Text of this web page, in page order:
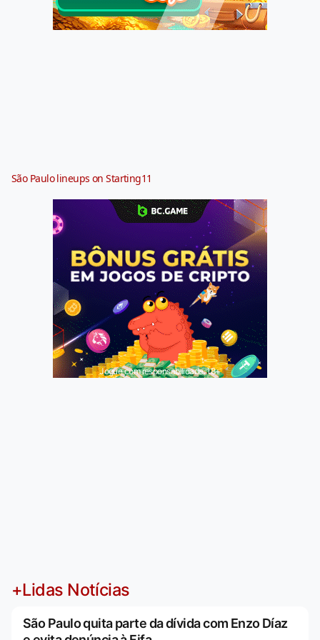
São Paulo lineups on Starting11
Jogue com responsabilidade. 18+
+Lidas Notícias
São Paulo quita parte da dívida com Enzo Díaz